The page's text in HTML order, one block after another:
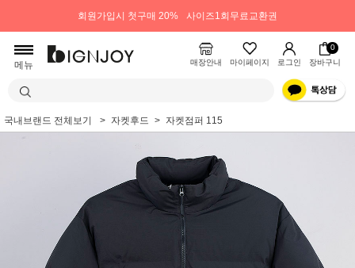
회원가입시 첫구매 20% 사이즈1회무료교환권
메뉴 매장안내 마이페이지 로그인
0
장바구니
국내브랜드 전체보기 자켓후드 자켓점퍼 115